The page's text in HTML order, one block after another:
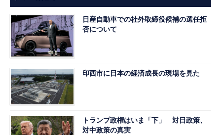
日産自動車での社外取締役候補の選任拒
否について
印西市に日本の経済成長の現場を見た
トランプ政権はいま「下」 対日政策、
対中政策の真実